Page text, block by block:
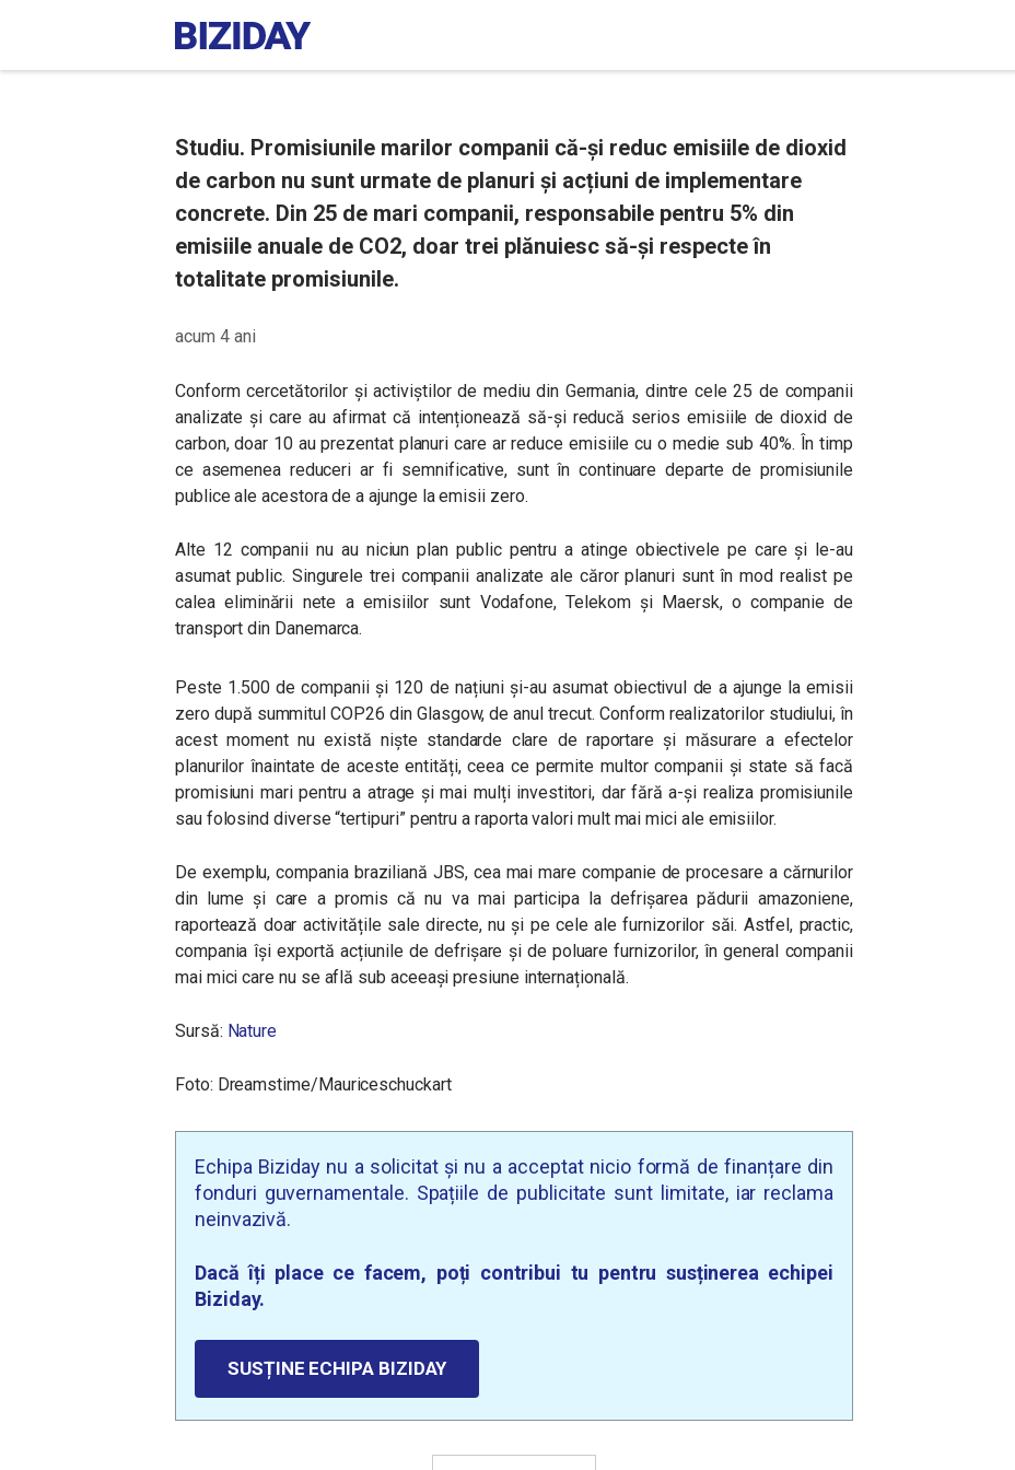
Studiu. Promisiunile marilor companii că-și reduc emisiile de dioxid
de carbon nu sunt urmate de planuri și acțiuni de implementare
concrete. Din 25 de mari companii, responsabile pentru 5% din
emisiile anuale de CO2, doar trei plănuiesc să-și respecte în
totalitate promisiunile.
acum 4 ani
Conform cercetătorilor și activiștilor de mediu din Germania, dintre cele 25 de companii
analizate și care au afirmat că intenționează să-și reducă serios emisiile de dioxid de
carbon, doar 10 au prezentat planuri care ar reduce emisiile cu o medie sub 40%. În timp
ce asemenea reduceri ar fi semnificative, sunt în continuare departe de promisiunile
publice ale acestora de a ajunge la emisii zero.
Alte 12 companii nu au niciun plan public pentru a atinge obiectivele pe care și le-au
asumat public. Singurele trei companii analizate ale căror planuri sunt în mod realist pe
calea eliminării nete a emisiilor sunt Vodafone, Telekom și Maersk, o companie de
transport din Danemarca.
Peste 1.500 de companii și 120 de națiuni și-au asumat obiectivul de a ajunge la emisii
zero după summitul COP26 din Glasgow, de anul trecut. Conform realizatorilor studiului, în
acest moment nu există niște standarde clare de raportare și măsurare a efectelor
planurilor înaintate de aceste entități, ceea ce permite multor companii și state să facă
promisiuni mari pentru a atrage și mai mulți investitori, dar fără a-și realiza promisiunile
sau folosind diverse “tertipuri” pentru a raporta valori mult mai mici ale emisiilor.
De exemplu, compania braziliană JBS, cea mai mare companie de procesare a cărnurilor
din lume și care a promis că nu va mai participa la defrișarea pădurii amazoniene,
raportează doar activitățile sale directe, nu și pe cele ale furnizorilor săi. Astfel, practic,
compania își exportă acțiunile de defrișare și de poluare furnizorilor, în general companii
mai mici care nu se află sub aceeași presiune internațională.
Sursă: Nature
Foto: Dreamstime/Mauriceschuckart
Echipa Biziday nu a solicitat și nu a acceptat nicio formă de finanțare din
fonduri guvernamentale. Spațiile de publicitate sunt limitate, iar reclama
neinvazivă.
Dacă îți place ce facem, poți contribui tu pentru susținerea echipei
Biziday.
SUSȚINE ECHIPA BIZIDAY